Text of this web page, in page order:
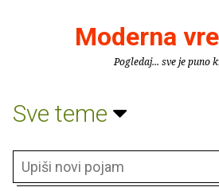
Moderna
Pogledaj... sve je puno
Sve teme